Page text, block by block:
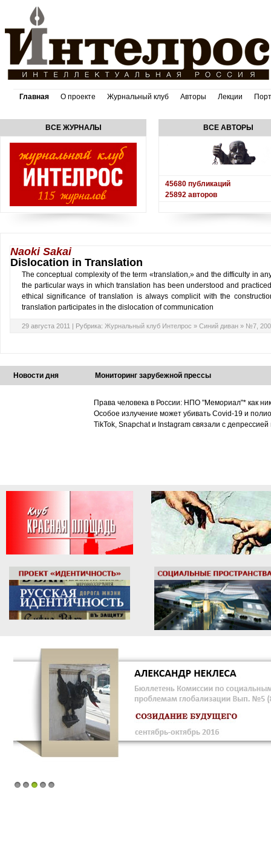
Главная О проекте Журнальный клуб Авторы Лекции
ВСЕ ЖУРНАЛЫ ВСЕ АВТОРЫ
45680 публикаций
25892 авторов
Naoki Sakai
Dislocation in Translation
The conceptual complexity of the term «translation,» and the difficulty in
the particular ways in which translation has been understood and
ethical significance of translation is always complicit with the
translation participates in the dislocation of communication
29 августа 2011 | Рубрика: Журнальный клуб Интелрос » Синий диван » №7,
Новости дня Мониторинг зарубежной прессы
Права человека в России: НПО "Мемориал"* как
Особое излучение может убивать Covid-19 и
TikTok, Snapchat и Instagram связали с